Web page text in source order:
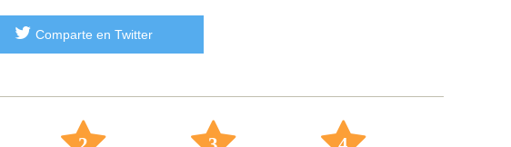
Comparte en Twitter